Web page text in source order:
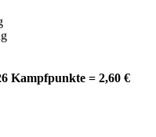
Kampfpunkte = 2,60 €